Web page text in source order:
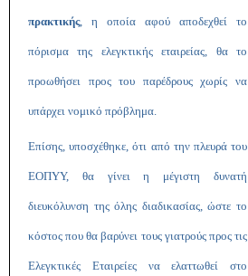
πρακτικής, η οποία αφού αποδεχθεί το
πόρισμα της ελεγκτικής εταιρείας, θα το
προωθήσει προς του παρέδρους χωρίς να
υπάρχει νομικό πρόβλημα.
Επίσης, υποσχέθηκε, ότι από την πλευρά του
ΕΟΠΥΥ, θα γίνει η μέγιστη δυνατή
διευκόλυνση της όλης διαδικασίας, ώστε το
κόστος που θα βαρύνει τους γιατρούς προς τις
Ελεγκτικές Εταιρείες να ελαττωθεί στο